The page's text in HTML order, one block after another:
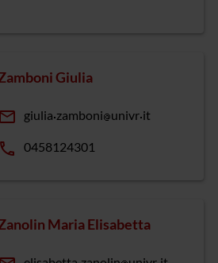
Giulia
email giulia zamboni univr it
phone 0458124301
Maria Elisabetta